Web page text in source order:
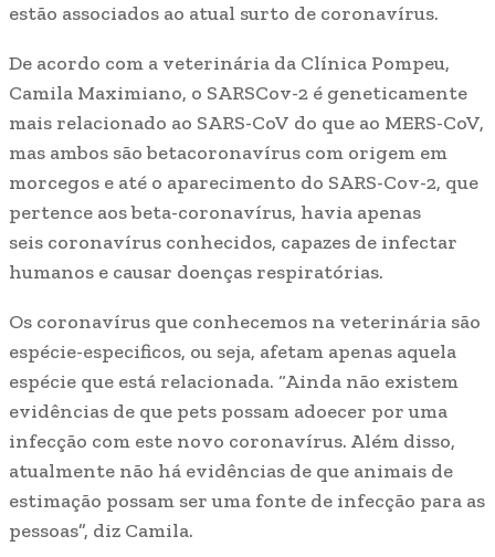
estão associados ao atual surto de coronavírus.
De acordo com a veterinária da Clínica Pompeu,
Camila Maximiano, o SARSCov-2 é geneticamente
mais relacionado ao SARS-CoV do que ao MERS-CoV,
mas ambos são betacoronavírus com origem em
morcegos e até o aparecimento do SARS-Cov-2, que
pertence aos beta-coronavírus, havia apenas
seis coronavírus conhecidos, capazes de infectar
humanos e causar doenças respiratórias.
Os coronavírus que conhecemos na veterinária são
espécie-especificos, ou seja, afetam apenas aquela
espécie que está relacionada. “Ainda não existem
evidências de que pets possam adoecer por uma
infecção com este novo coronavírus. Além disso,
atualmente não há evidências de que animais de
estimação possam ser uma fonte de infecção para as
pessoas”, diz Camila.